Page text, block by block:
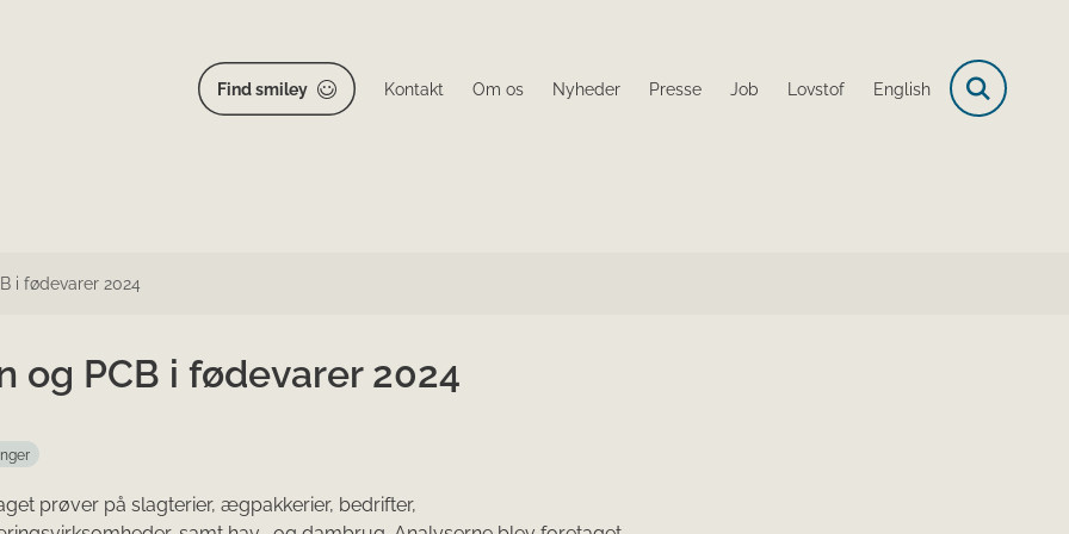
Find smiley Kontakt Om os Nyheder Presse Job Lovstof English
i fødevarer 2024
og PCB i fødevarer 2024
prøver på slagterier, ægpakkerier, bedrifter,